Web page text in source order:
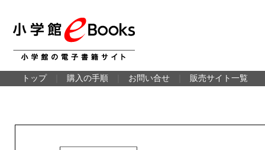
トップ 購入の手順 お問い合せ 販売サイト一覧